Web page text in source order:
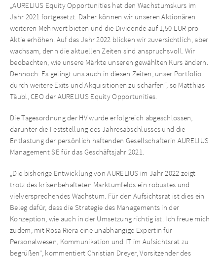
„AURELIUS Equity Opportunities hat den Wachstumskurs im
Jahr 2021 fortgesetzt. Daher können wir unseren Aktionären
weiteren Mehrwert bieten und die Dividende auf 1,50 EUR pro
Aktie erhöhen. Auf das Jahr 2022 blicken wir zuversichtlich, aber
wachsam, denn die aktuellen Zeiten sind anspruchsvoll. Wir
beobachten, wie unsere Märkte unseren gewählten Kurs ändern.
Dennoch: Es gelingt uns auch in diesen Zeiten, unser Portfolio
durch weitere Exits und Akquisitionen zu schärfen“, so Matthias
Täubl, CEO der AURELIUS Equity Opportunities.
Die Tagesordnung der HV wurde erfolgreich abgeschlossen,
darunter die Feststellung des Jahresabschlusses und die
Entlastung der persönlich haftenden Gesellschafterin AURELIUS
Management SE für das Geschäftsjahr 2021.
„Die bisherige Entwicklung von AURELIUS im Jahr 2022 zeigt
trotz des krisenbehafteten Marktumfelds ein robustes und
vielversprechendes Wachstum. Für den Aufsichtsrat ist dies ein
Beleg dafür, dass die Strategie des Managements in der
Konzeption, wie auch in der Umsetzung richtig ist. Ich freue mich
zudem, mit Rosa Riera eine unabhängige Expertin für
Personalwesen, Kommunikation und IT im Aufsichtsrat zu
begrüßen“, kommentiert Christian Dreyer, Vorsitzender des